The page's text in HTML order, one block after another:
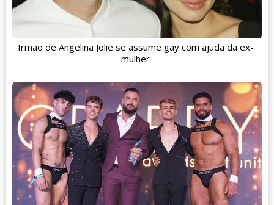
Irmão de Angelina Jolie se assume gay com ajuda da ex-
mulher